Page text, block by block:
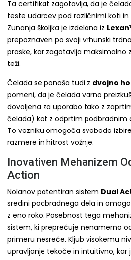
Ta certifikat zagotavlja, da je
teste udarcev pod različnimi koti in
Zunanja školjka je izdelana iz
prepoznaven po svoji vrhunski
praske, kar zagotavlja maksimalno
teži.
Čelada se ponaša tudi z dvojno
pomeni, da je čelada varno
dovoljena za uporabo tako z
čelada) kot z odprtim podbradnim
To vozniku omogoča svobodo
razmere in hitrost vožnje.
Inovativen Mehanizem
Action
Nolanov patentiran sistem Dual
sredini podbradnega dela in
z eno roko. Posebnost tega
sistem, ki preprečuje nenamerno
primeru nesreče. Kljub visokemu
upravljanje tekoče in intuitivno, kar